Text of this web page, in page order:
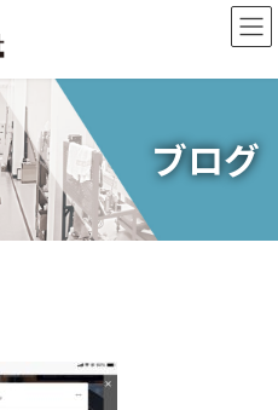
ブログ